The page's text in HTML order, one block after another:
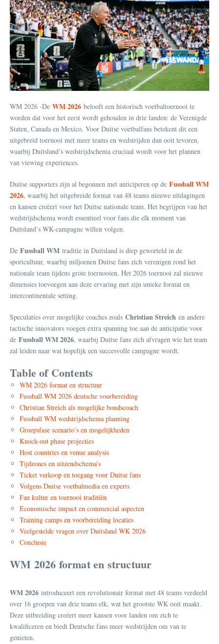
WM 2026 -De WM 2026 belooft een historisch voetbaltoernooi te
worden dat voor het eerst wordt gehouden in drie landen: de Verenigde
Staten, Canada en Mexico. Voor Duitse voetbalfans betekent dit een
uitgebreid toernooi met meer teams en wedstrijden dan ooit tevoren,
waarbij Duitsland’s wedstrijdschema cruciaal wordt voor het plannen
van viewing experiences.
Duitse supporters zijn al begonnen met anticiperen op de Fussball WM
2026, waarbij het uitgebreide format van 48 teams nieuwe uitdagingen
en kansen creëert voor het Duitse nationale team. Het begrijpen van het
wedstrijdschema wordt essentieel voor fans die elk moment van
Duitsland’s WK-campagne willen volgen.
De Fussball WM traditie in Duitsland is diep geworteld in de
sportcultuur, waarbij miljoenen Duitse fans zich verenigen rond het
nationale team tijdens grote toernooien. Het 2026 toernooi zal nieuwe
dimensies toevoegen aan deze ervaring met zijn unieke format en
intercontinentale setting.
Speculaties over mogelijke coaches zoals Christian Streich en andere
tactische innovators voegen extra spanning toe aan de anticipatie voor
de Fussball WM 2026, waarbij Duitse fans zich afvragen wie het team
zal leiden naar wat hopelijk een succesvolle campagne wordt.
Table of Contents
WM 2026 format en structuur
Fussball WM 2026 deutsche voorbereiding
Christian Streich als mogelijke bondscoach
Fussball WM wedstrijdschema planning
Groepsfase scenario’s en mogelijkheden
Knock-out phase projecties
Host countries en venue analysis
Tijdzones en uitzendschema’s
Ticket verkoop en toegang voor Duitse fans
Volgens Duitse voetbalmedia en experts
Fan kultur en toernooi traditiën
Economische impact en commercial aspecten
Training camps en voorbereiding locaties
Veelgestelde vragen over Duitsland WK 2026
Conclusie
WM 2026 format en structuur
WM 2026 introduceert een revolutionair format met 48 teams verdeeld
over 16 groepen van drie teams elk, wat het grootste WK ooit maakt.
Deze uitbreiding creëert meer kansen voor landen om zich te
kwalificeren en biedt Deutsche fans meer wedstrijden om van te
genieten.